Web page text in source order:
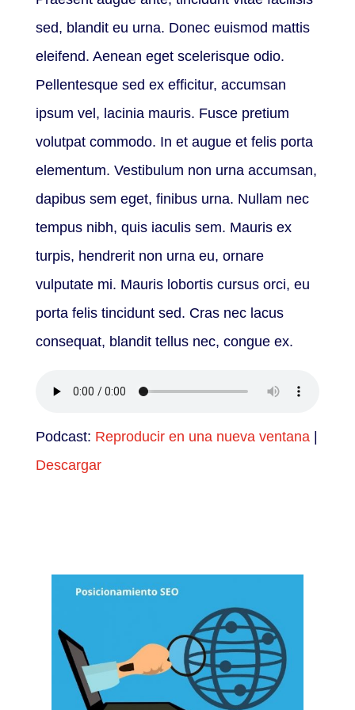
sed, blandit eu urna. Donec euismod mattis
eleifend. Aenean eget scelerisque odio.
Pellentesque sed ex efficitur, accumsan
ipsum vel, lacinia mauris. Fusce pretium
volutpat commodo. In et augue et felis porta
elementum. Vestibulum non urna accumsan,
dapibus sem eget, finibus urna. Nullam nec
tempus nibh, quis iaculis sem. Mauris ex
turpis, hendrerit non urna eu, ornare
vulputate mi. Mauris lobortis cursus orci, eu
porta felis tincidunt sed. Cras nec lacus
consequat, blandit tellus nec, congue ex.
Podcast: Reproducir en una nueva ventana|
Descargar